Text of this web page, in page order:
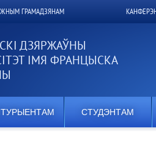
ГРАМАДЗЯНАМ
ДЗЯРЖАЎНЫ
ІМЯ ФРАНЦЫСКА
СТУДЭНТАМ